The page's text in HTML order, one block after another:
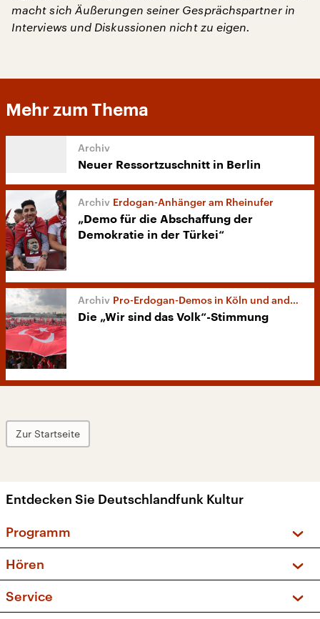
macht sich Äußerungen seiner Gesprächspartner in
Interviews und Diskussionen nicht zu eigen.
Mehr zum Thema
Neuer Ressortzuschnitt in Berlin
Erdogan-Anhänger am Rheinufer
„Demo für die Abschaffung der
Demokratie in der Türkei“
Pro-Erdogan-Demos in Köln und anderswo
Die „Wir sind das Volk“-Stimmung
Zur Startseite
Entdecken Sie Deutschlandfunk Kultur
Programm
Sendungen und Podcasts
Musikliste
Hören
Frequenzen (UKW + DAB+)
Service